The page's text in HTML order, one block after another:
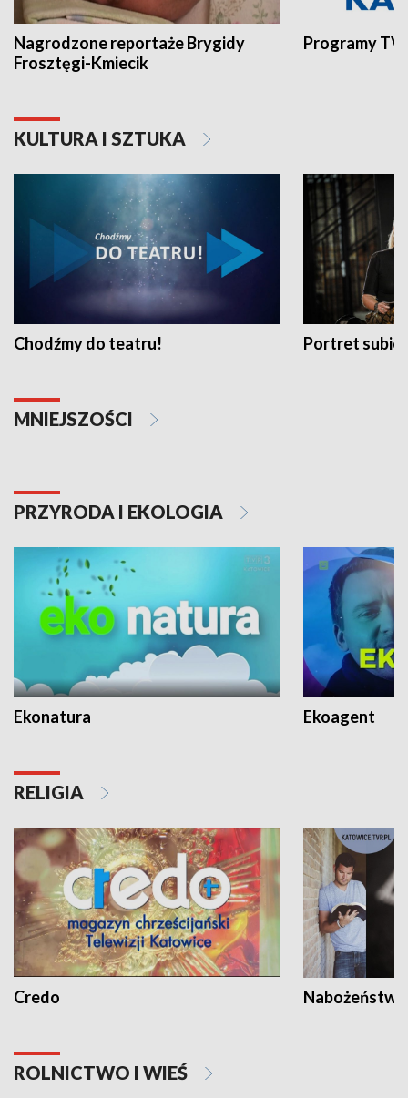
Nagrodzone reportaże Brygidy
Frosztęgi-Kmiecik
Programy
KULTURA I SZTUKA
Chodźmy do teatru! Portret
MNIEJSZOŚCI
PRZYRODA I EKOLOGIA
Ekonatura Ekoagent
RELIGIA
Credo
ROLNICTWO I WIEŚ